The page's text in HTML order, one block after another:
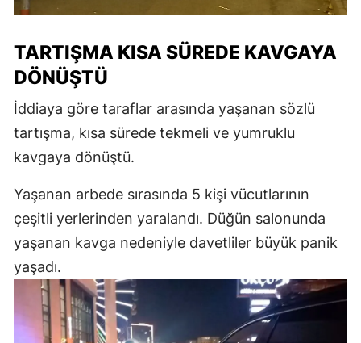
TARTIŞMA KISA SÜREDE KAVGAYA
DÖNÜŞTÜ
İddiaya göre taraflar arasında yaşanan sözlü
tartışma, kısa sürede tekmeli ve yumruklu
kavgaya dönüştü.
Yaşanan arbede sırasında 5 kişi vücutlarının
çeşitli yerlerinden yaralandı. Düğün salonunda
yaşanan kavga nedeniyle davetliler büyük panik
yaşadı.